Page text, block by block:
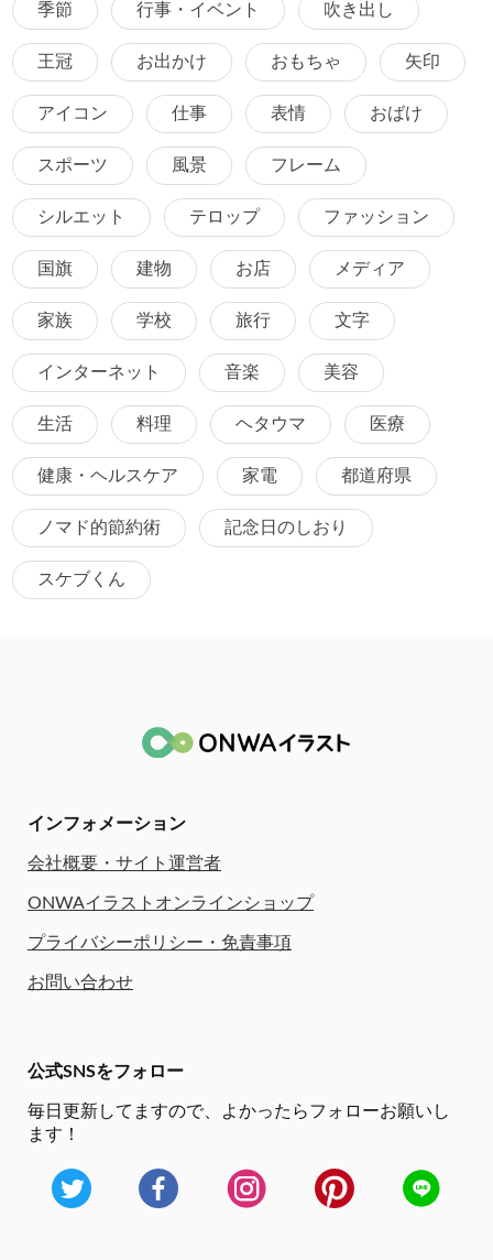
季節 行事・イベント 吹き出し
王冠 お出かけ おもちゃ 矢印
アイコン 仕事 表情 おばけ
スポーツ 風景 フレーム
シルエット テロップ ファッション
国旗 建物 お店 メディア
家族 学校 旅行 文字
インターネット 音楽 美容
生活 料理 ヘタウマ 医療
健康・ヘルスケア 家電 都道府県
ノマド的節約術 記念日のしおり
スケブくん
インフォメーション
会社概要・サイト運営者
ONWAイラストオンラインショップ
プライバシーポリシー・免責事項
お問い合わせ
公式SNSをフォロー
毎日更新してますので、
よかったらフォローお願いし
ます！